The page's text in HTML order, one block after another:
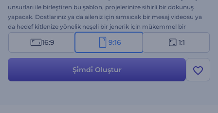
unsurları ile birleştiren bu şablon, projelerinize sihirli bir dokunuş
yapacak. Dostlarınız ya da aileniz için sımsıcak bir mesaj videosu ya
da hedef kitlenize yönelik neşeli bir jenerik için mükemmel bir
şablon. Sahneleri dilediğiniz gibi kişiselleştirin: kendi mesajınızı girin,
gerekirse logo ekleyin ve harika bir arkaplan müziği ya da ses kaydı
büyüsünü herkesle paylaşın!
16:9 9:16 1:1
Şi̇mdi̇ Oluştur